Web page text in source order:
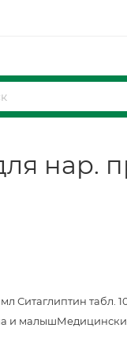
нар.
Ситаглиптин табл.
и малыш